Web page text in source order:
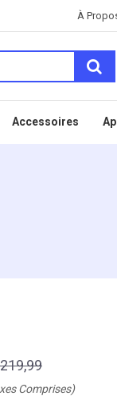
À
Accessoires
Comprises)